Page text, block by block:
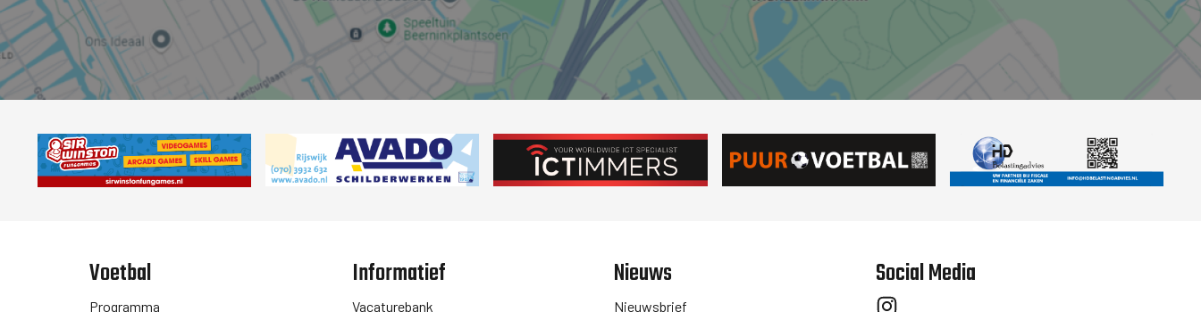
Voetbal
Programma
Informatief
Vacaturebank
Nieuws
Nieuwsbrief
Social Media